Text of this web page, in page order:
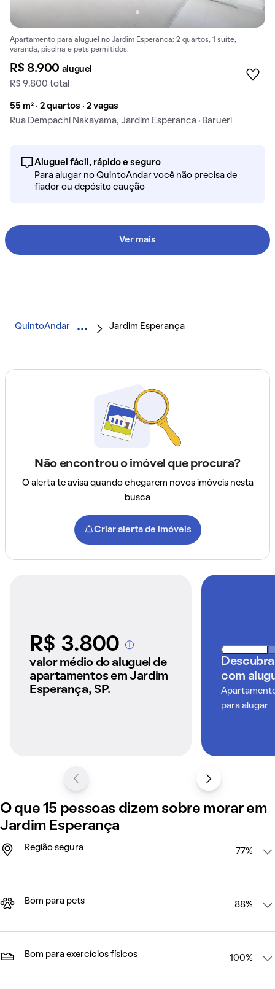
Apartamento para aluguel no Jardim Esperanca: 2 quartos, 1 suíte,
varanda, piscina e pets permitidos.
R$ 8.900 aluguel
R$ 9.800 total
55 m² · 2 quartos · 2 vagas
Rua Dempachi Nakayama, Jardim Esperanca · Barueri
Aluguel fácil, rápido e seguro
Para alugar no QuintoAndar você não precisa de
fiador ou depósito caução
Ver mais
QuintoAndar Jardim Esperança
Não encontrou o imóvel que procura?
O alerta te avisa quando chegarem novos imóveis nesta
busca
Criar alerta de imóveis
R$ 3.800A partir dos imóveis
anunciados pelo
QuintoAndar
valor médio do aluguel de
apartamentos em Jardim
Esperança, SP.
com
para alugar
O que 15 pessoas dizem sobre morar em
Jardim Esperança
Região segura 77%
Bom para pets 88%
Bom para exercícios físicos 100%